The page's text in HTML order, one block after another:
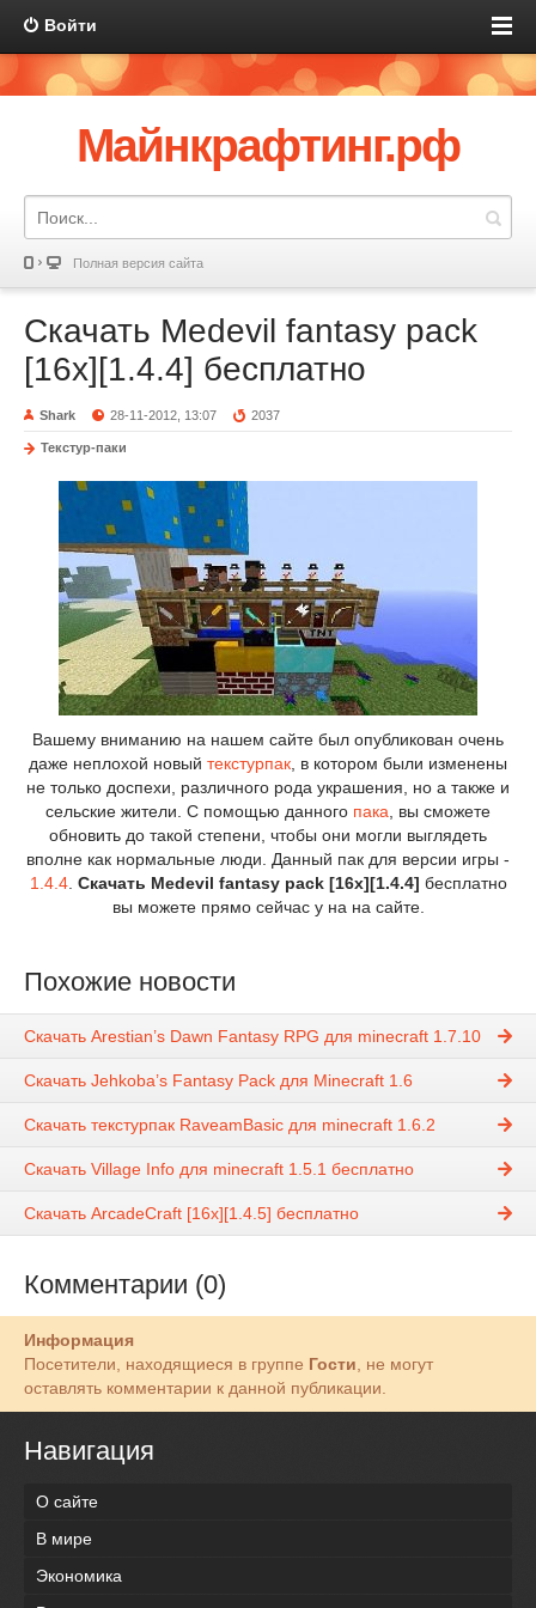
Войти
Майнкрафтинг.рф
Полная версия сайта
Скачать Medevil fantasy pack
[16x][1.4.4] бесплатно
Shark 28-11-2012, 13:07 2037
Текстур-паки
Вашему вниманию на нашем сайте был опубликован очень
даже неплохой новый текстурпак , в котором были изменены
не только доспехи, различного рода украшения, но а также и
сельские жители. С помощью данного пака , вы сможете
обновить до такой степени, чтобы они могли выглядеть
вполне как нормальные люди. Данный пак для версии игры -
1.4.4. Скачать Medevil fantasy pack [16x][1.4.4] бесплатно
вы можете прямо сейчас у на на сайте.
Похожие новости
Скачать Arestian’s Dawn Fantasy RPG для minecraft 1.7.10
Скачать Jehkoba’s Fantasy Pack для Minecraft 1.6
Скачать текстурпак RaveamBasic для minecraft 1.6.2
Скачать Village Info для minecraft 1.5.1 бесплатно
Скачать ArcadeCraft [16x][1.4.5] бесплатно
Комментарии (0)
Информация
Посетители, находящиеся в группе Гости, не могут
оставлять комментарии к данной публикации.
Навигация
О сайте
В мире
Экономика